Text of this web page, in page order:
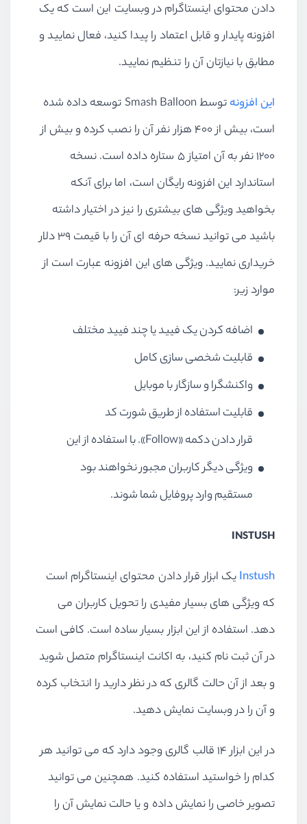
دادن محتوای اینستاگرام در وبسایت این است که یک
افزونه پایدار و قابل اعتماد را پیدا کنید، فعال نمایید و
مطابق با نیازتان آن را تنظیم نمایید.
این افزونه
توسط Smash Balloon توسعه داده شده
است، بیش از ۴۰۰ هزار نفر آن را نصب کرده و بیش از
۱۲۰۰ نفر به آن امتیاز ۵ ستاره داده است. نسخه
استاندارد این افزونه رایگان است، اما برای آنکه
بخواهید ویژگی های بیشتری را نیز در اختیار داشته
باشید می توانید نسخه حرفه ای آن را با قیمت ۳۹ دلار
خریداری نمایید. ویژگی های این افزونه عبارت است از
موارد زیر:
اضافه کردن یک فیید یا چند فیید مختلف
قابلیت شخصی سازی کامل
واکنشگرا و سازگار با موبایل
قابلیت استفاده از طریق شورت کد
قرار دادن دکمه «Follow». با استفاده از این
ویژگی دیگر کاربران مجبور نخواهند بود
مستقیم وارد پروفایل شما شوند.
INSTUSH
Instushیک ابزار قرار دادن محتوای اینستاگرام است
که ویژگی های بسیار مفیدی را تحویل کاربران می
دهد. استفاده از این ابزار بسیار ساده است. کافی است
در آن ثبت نام کنید، به اکانت اینستاگرام متصل شوید
و بعد از آن حالت گالری که در نظر دارید را انتخاب کرده
و آن را در وبسایت نمایش دهید.
در این ابزار ۱۴ قالب گالری وجود دارد که می توانید هر
کدام را خواستید استفاده کنید. همچنین می توانید
تصویر خاصی را نمایش داده و یا حالت نمایش آن را